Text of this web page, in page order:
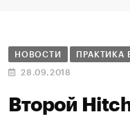
НОВОСТИ ПРАКТИКА
28.09.2018
Второй